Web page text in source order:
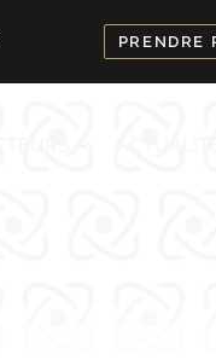
PRENDRE